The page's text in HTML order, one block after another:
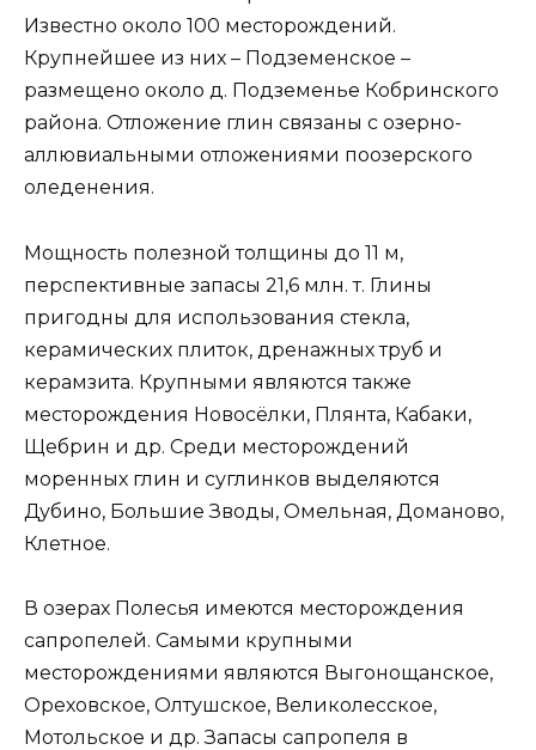
Известно около 100 месторождений.
Крупнейшее из них – Подземенское –
размещено около д. Подземенье Кобринского
района. Отложение глин связаны с озерно-
аллювиальными отложениями поозерского
оледенения.
Мощность полезной толщины до 11 м,
перспективные запасы 21,6 млн. т. Глины
пригодны для использования стекла,
керамических плиток, дренажных труб и
керамзита. Крупными являются также
месторождения Новосёлки, Плянта, Кабаки,
Щебрин и др. Среди месторождений
моренных глин и суглинков выделяются
Дубино, Большие Зводы, Омельная, Доманово,
Клетное.
В озерах Полесья имеются месторождения
сапропелей. Самыми крупными
месторождениями являются Выгонощанское,
Ореховское, Олтушское, Великолесское,
Мотольское и др. Запасы сапропеля в